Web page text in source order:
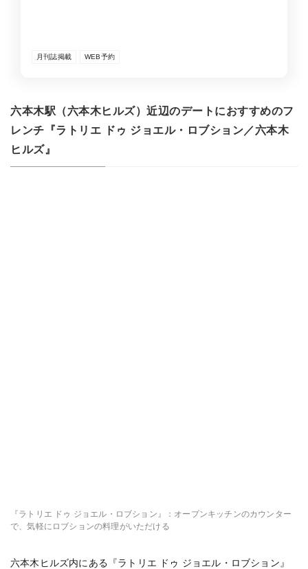
月刊誌掲載 WEB予約
六本木駅（六本木ヒルズ）近辺のデートにおすすめのフ
レンチ『ラトリエ ドゥ ジョエル・ロブション／六本木
ヒルズ』
『ラトリエ ドゥ ジョエル・ロブション』：オープンキッチンのカウンター
で、気軽にロブションの料理がいただける
六本木ヒルズ内にある『ラトリエ ドゥ ジョエル・ロブション』